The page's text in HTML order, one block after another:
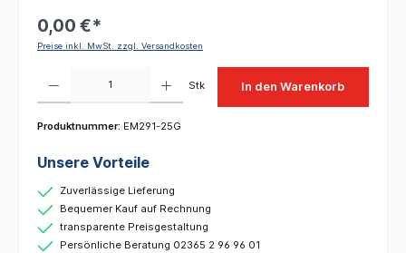
0,00 €*
Preise inkl. MwSt. zzgl. Versandkosten
Stk In den Warenkorb
Produktnummer: EM291-25G
Unsere Vorteile
Zuverlässige Lieferung
Bequemer Kauf auf Rechnung
transparente Preisgestaltung
Persönliche Beratung 02365 2 96 96 01